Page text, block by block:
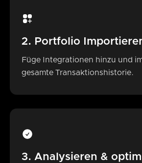
2. Portfolio
Füge Integrationen hinzu und
gesamte Transaktionshistorie.
3. Analysieren &